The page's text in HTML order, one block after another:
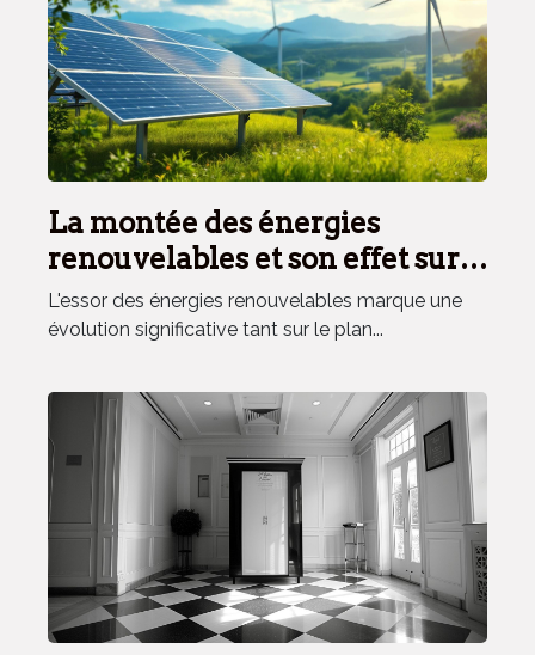
La montée des énergies
renouvelables et son effet sur
les marchés financiers
Opportunités d'investissement
L'essor des énergies renouvelables marque une
évolution significative tant sur le plan...